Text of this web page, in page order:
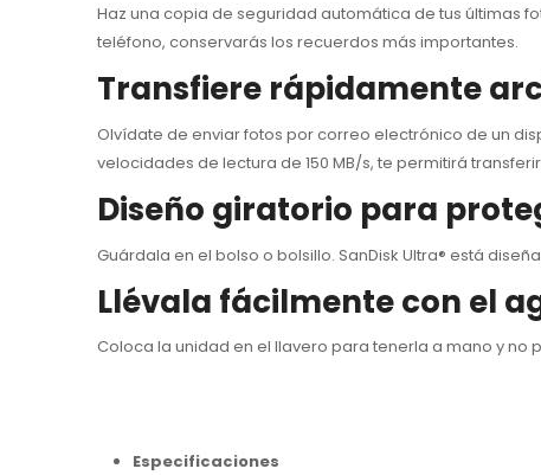
Haz una copia de seguridad automática de tus últimas
teléfono, conservarás los recuerdos más importantes.
Transfiere rápidamente
Olvídate de enviar fotos por correo electrónico de un
velocidades de lectura de 150 MB/s, te permitirá
Diseño giratorio para
Guárdala en el bolso o bolsillo. SanDisk Ultra® está
Llévala fácilmente con el
Coloca la unidad en el llavero para tenerla a mano y
Especificaciones